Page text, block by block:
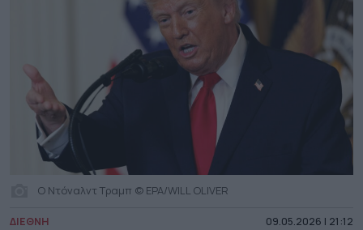
Ο Ντόναλντ Τραμπ © EPA/WILL OLIVER
ΔΙΕΘΝΗ 09.05.2026 | 21:12